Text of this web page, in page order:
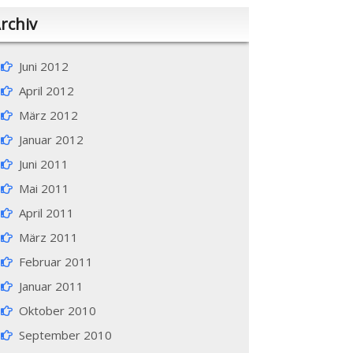
Juni 2012
April 2012
März 2012
Januar 2012
Juni 2011
Mai 2011
April 2011
März 2011
Februar 2011
Januar 2011
Oktober 2010
September 2010